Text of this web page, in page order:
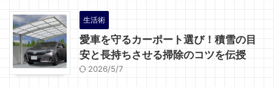
生活術
愛車を守るカーポート選び！積雪の目
安と長持ちさせる掃除のコツを伝授
2026/5/7